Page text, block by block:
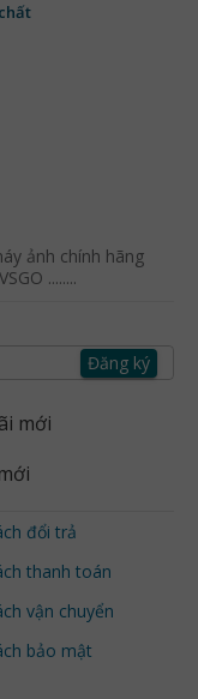
ảnh chính hãng
........
Đăng ký
mới
đổi trả
thanh toán
vận chuyển
bảo mật